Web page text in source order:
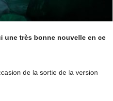
une très bonne nouvelle en ce
de la sortie de la version